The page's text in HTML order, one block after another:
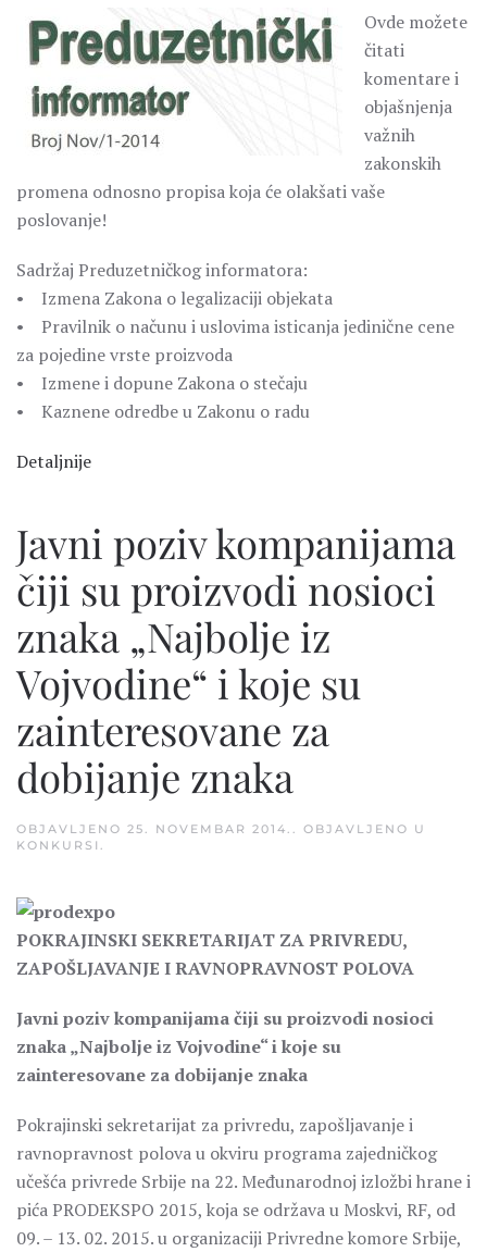
Ovde možete
čitati
komentare i
objašnjenja
važnih
zakonskih
promena odnosno propisa koja će olakšati vaše
poslovanje!
Sadržaj Preduzetničkog informatora:
• Izmena Zakona o legalizaciji objekata
• Pravilnik o načunu i uslovima isticanja jedinične cene
za pojedine vrste proizvoda
• Izmene i dopune Zakona o stečaju
• Kaznene odredbe u Zakonu o radu
Detaljnije
Javni poziv kompanijama
čiji su proizvodi nosioci
znaka „Najbolje iz
Vojvodine“ i koje su
zainteresovane za
dobijanje znaka
OBJAVLJENO 25. NOVEMBAR 2014. . OBJAVLJENO U
KONKURSI .
POKRAJINSKI SEKRETARIJAT ZA PRIVREDU,
ZAPOŠLJAVANJE I RAVNOPRAVNOST POLOVA
Javni poziv kompanijama čiji su proizvodi nosioci
znaka „Najbolje iz Vojvodine“ i koje su
zainteresovane za dobijanje znaka
Pokrajinski sekretarijat za privredu, zapošljavanje i
ravnopravnost polova u okviru programa zajedničkog
učešća privrede Srbije na 22. Međunarodnoj izložbi hrane i
pića PRODEKSPO 2015, koja se održava u Moskvi, RF, od
09. – 13. 02. 2015. u organizaciji Privredne komore Srbije,